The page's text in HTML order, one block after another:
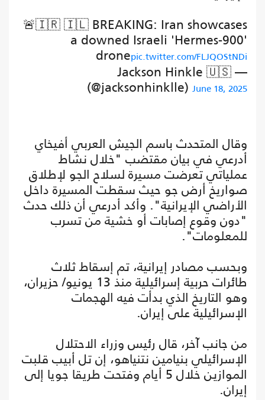
🚨🇮🇷 🇮🇱 BREAKING: Iran showcases
a downed Israeli 'Hermes-900'
dronepic.twitter.com/FLJQOStNDi
— Jackson Hinkle 🇺🇸
(@jacksonhinklle) June 18, 2025
وقال المتحدث باسم الجيش العربي أفيخاي
أدرعي في بيان مقتضب "خلال نشاط
عملياتي تعرضت مسيرة لسلاح الجو لإطلاق
صواريخ أرض جو حيث سقطت المسيرة داخل
الأراضي الإيرانية". وأكد أدرعي أن ذلك حدث
"دون وقوع إصابات أو خشية من تسرب
للمعلومات".
وبحسب مصادر إيرانية، تم إسقاط ثلاث
طائرات حربية إسرائيلية منذ 13 يونيو/ حزيران،
وهو التاريخ الذي بدأت فيه الهجمات
الإسرائيلية على إيران.
من جانب آخر، قال رئيس وزراء الاحتلال
الإسرائيلي بنيامين نتنياهو، إن تل أبيب قلبت
الموازين خلال 5 أيام وفتحت طريقا جويا إلى
إيران.